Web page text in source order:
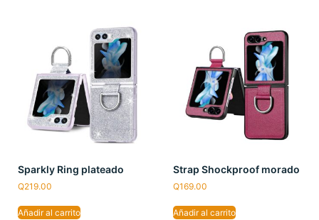
Sparkly Ring plateado
Q219.00
Añadir al carrito
Strap Shockproof morado
Q169.00
Añadir al carrito